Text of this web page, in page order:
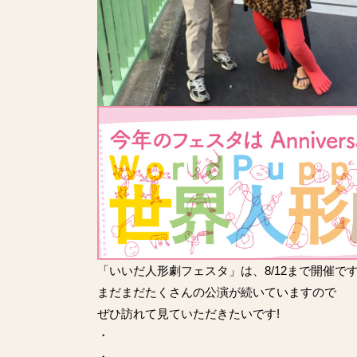
「いいだ人形劇フェスタ 」は、8/12まで開催で
まだまだたくさんの公演が続いていますので
ぜひ訪れて見ていただきたいです!
・